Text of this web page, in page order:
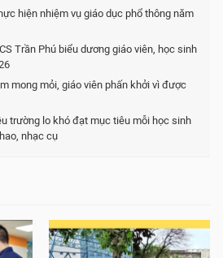
hiện nhiệm vụ giáo dục phổ thông năm
Trần Phú biểu dương giáo viên, học sinh
mong mỏi, giáo viên phấn khởi vì được
trường lo khó đạt mục tiêu mỗi học sinh
nhạc cụ